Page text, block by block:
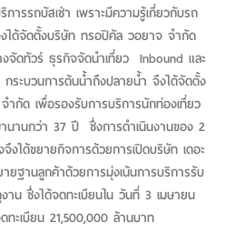
ารรถบัสเช่า เพราะมีความรู้เกี่ยวกับรถ
งได้จัดตั้งบริษัท ทรอปิคัล วอยาจ จำกัด
จัดทัวร์ ธุรกิจจัดนำเที่ยว Inbound และ
กระบวนการต้นน้ำถึงปลายน้ำ จึงได้จัดตั้ง
กัด เพื่อรองรับการบริการนักท่องเที่ยว
านานกว่า 37 ปี ซึ่งการดำเนินงานของ 2
งได้ขยายกิจการด้วยการเปิดบริษัท เดอะ
ฐานลูกค้าด้วยการมุ่งเน้นการบริการรับ
น ซึ่งได้จดทะเบียนใน วันที่ 3 เมษายน
ะเบียน 21,500,000 ล้านบาท